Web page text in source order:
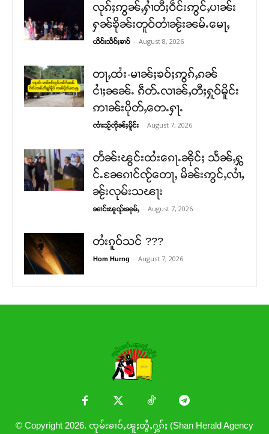
လုၵ်ႈဢွၼ်ႇႁၢႆတီႈဝဵင်းဢွင်ႇပၢၼ်း
ႁၼ်ၶိုၼ်းတူဝ်တၢႆၼႂ်းၼမ်ႉမေႃႇ
ယိင်းသဵဝ်ႈၶၢဝ် - August 8, 2026
တႃႇထႆး-မၢၼ်ႈၶဝ်ႈဢွၵ်ႇၵၼ်
ငၢႆႈၼၼ်ႉ ၵဵတ်ႉလၢၼ်ႇတီႈႁူဝ်မိူင်း
ဢၢၼ်းပိုတ်ႇတေႉႁႃႉ
ၸၢႆးသႂ်ၸိုၼ်ႈမိူင်း - August 7, 2026
တႅၼ်းၽွင်းထႆးၵေႃႉၼိုင်ႈ သႅၼ်ႇႁွ
င်ႉၼႄၵၢင်ၸႂ်တေႃႇ မိၼ်းဢွင်ႇလၢႆႇ
ၼႂ်းလုမ်းသၽႃး
ၼၢင်းၽူၺ်းၼုမ်ႇ - August 7, 2026
တႆးၵူဝ်သင် ???
Hom Hurng - August 7, 2026
© Copyright 2026. ၸုမ်းၶၢဝ်ႇၽူႈတွႆႇႁွၵ်ႈ (Shan Herald Agency